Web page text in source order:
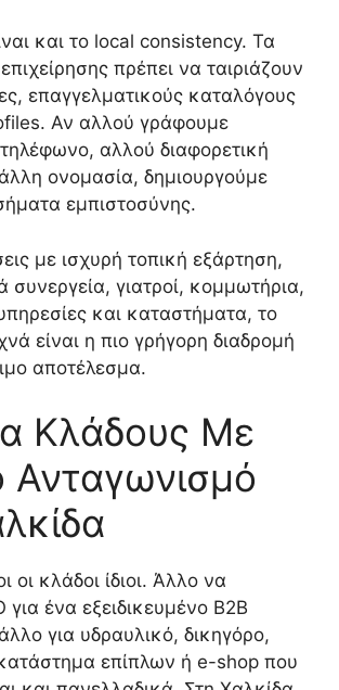
και το local consistency. Τα
πρέπει να ταιριάζουν
επαγγελματικούς καταλόγους
Αν αλλού γράφουμε
αλλού διαφορετική
ονομασία, δημιουργούμε
εμπιστοσύνης.
με ισχυρή τοπική εξάρτηση,
συνεργεία, γιατροί, κομμωτήρια,
και καταστήματα, το
είναι η πιο γρήγορη διαδρομή
αποτέλεσμα.
Κλάδους Με
οι κλάδοι ίδιοι. Άλλο να
ένα εξειδικευμένο B2B
για υδραυλικό, δικηγόρο,
επίπλων ή e-shop που